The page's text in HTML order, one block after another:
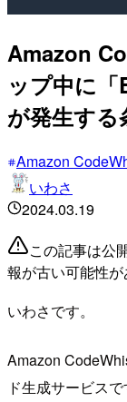
Amazon
ップ中に
が発生する
Amazon
いわさ
2024.03.19
この記事は公
報が古い可能性が
いわさです。
Amazon
ド生成サービスで